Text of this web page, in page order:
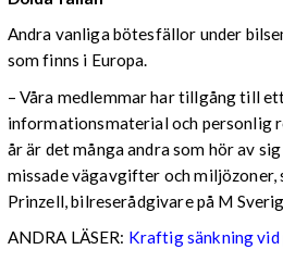
Andra vanliga bötesfällor under
som finns i Europa.
– Våra medlemmar har tillgång till
informationsmaterial och personlig
år är det många andra som hör av
missade vägavgifter och miljözoner,
Prinzell, bilreserådgivare på M
ANDRA LÄSER: Kraftig sänkning vid